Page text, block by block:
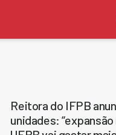
Reitora do IFPB
unidades: “expansão